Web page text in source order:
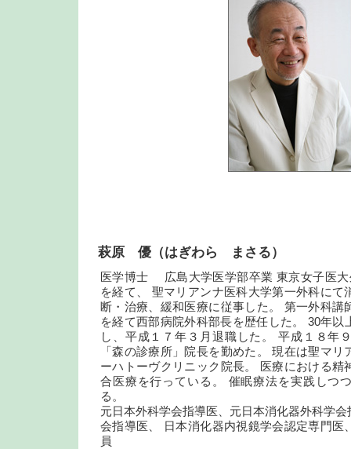
萩原 優（はぎわら まさる）
医学博士 広島大学医学部卒業 東京女子医大
を経て、 聖マリアンナ医科大学第一外科にて
断・治療、緩和医療に従事した。 第一外科講
を経て西部病院外科部長を歴任した。 30年以
し、平成１７年３月退職した。 平成１８年
「森の診療所」院長を勤めた。 現在は聖マ
ーハトーヴクリニック院長。 医療における精
合医療を行っている。 催眠療法を実践しつ
る。
元日本外科学会指導医、元日本消化器外科学
会指導医、 日本消化器内視鏡学会認定専門医
員